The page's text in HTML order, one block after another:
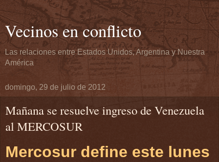
Vecinos en conflicto
Las relaciones entre Estados Unidos, Argentina y Nuestra
América
domingo, 29 de julio de 2012
Mañana se resuelve ingreso de Venezuela
al MERCOSUR
Mercosur define este lunes